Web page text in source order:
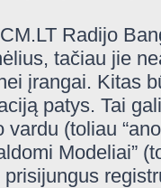
Radijo
tačiau jie
įrangai. Kitas
patys. Tai
(toliau
Modeliai”